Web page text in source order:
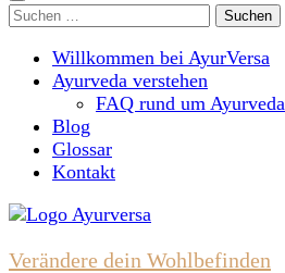
Suchen
Willkommen bei AyurVersa
Ayurveda verstehen
FAQ rund um Ayurveda
Blog
Glossar
Kontakt
Verändere dein Wohlbefinden